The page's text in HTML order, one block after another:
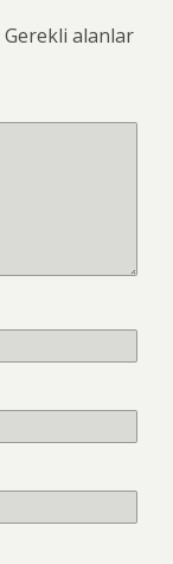
Gerekli alanlar